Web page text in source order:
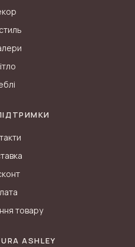
товару
ASHLEY